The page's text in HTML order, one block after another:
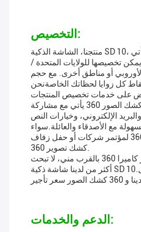
التخصيص:
منتجنا، الشاشة الذكية SD 10، هو كشك تصوير 360 الذي يأتي
تخصيصها للولايات المتحدة /
الأوروبي أو مناطق أخرى. مع حجم
كل زوايا لحظاتك الخاصةنحن
على خدمات تخصيص المنتجات
بالإضافة إلى ذلك، لدينا كشك الصور 360 يأتي مع مشاركة
الإلكتروني، وخيارات النص
مع الأصدقاء والعائلة.سواء
كان استئجار كشك تصوير 360 لمؤتمر شركات أو حفل زفاف
كشك تصوير 360.
إذا كنت تبحث عن استئجار كاميرا 360 بالقرب مني، لا تبحث
أكثر من لدينا شاشة ذكية SD 10.اتصل بنا اليوم للتحقيق حول
الدعم والخدمات: